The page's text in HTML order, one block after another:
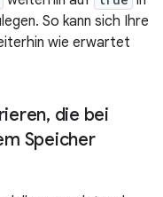
So kann sich Ihre
wie erwartet
, die bei
Speicher